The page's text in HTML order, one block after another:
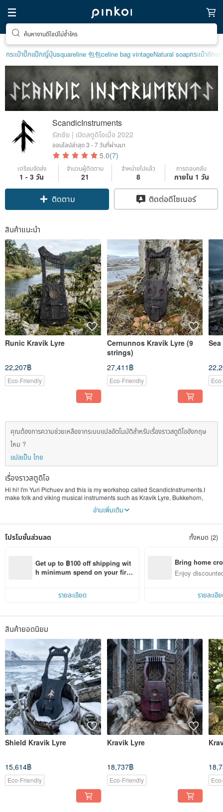
ค้นหางานดีไซน์ไม่ซ้ำใคร
กระเป๋าปิ๊กแป๊กญี่ปุ่นsquareline 包包celine bag vintageNatural soapกระเป๋าถักแ
ScandicInstruments
รัสเซีย | เปิดสตูดิโอเมื่อ 2022
ออนไลน์ล่าสุด3 - 7 วันที่ผ่านมา
5.0(7)
เตรียมจัดส่ง
1 - 3 วัน
จำนวนผู้ติดตาม
21
จำหน่ายไปแล้ว
8
การตอบกลับ
ภายใน 1 วัน
ติดตาม ติดต่อดีไซเนอร์
สินค้าแนะนำ
Runic Kravik Lyre
22,207฿
Eco-Friendly
Cernunnos Kravik Lyre (9
strings)
27,411฿
Eco-Friendly
คุณต้องการความช่วยเหลือจากระบบแปลอัตโนมัติสำหรับเรื่องราวสตูดิโออังกฤษ
ไหม ?
แปลเป็น ไทย
เรื่องราวสตูดิโอ
Hi hi! I'm Yuri Pichuev and this is my workshop called ScandicInstruments.I
make folk and viking musical instruments such as Kravik Lyre, Bukkehorn,
Kantele, Kokle, Tagelharpa etc. Since 2018, I have made more than 400
musical instruments. Now they are played by wonderful musicians, reenactors,
production of my instruments. Each instrument undergoes testing and my
อ่านเพิ่มเติม
โปรโมชั่นส่วนลด ทั้งหมด (2)
Get up to ฿100 off shipping wit
h minimum spend on your first
รายละเอียด
Bring home
n with ease
Enjoy
รายละเอี
สินค้ายอดนิยม
Shield Kravik Lyre
15,614฿
Eco-Friendly
Kravik Lyre
18,737฿
Eco-Friendly